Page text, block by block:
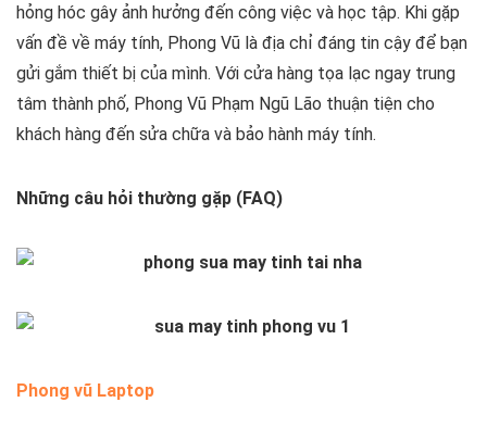
hỏng hóc gây ảnh hưởng đến công việc và học tập. Khi gặp
vấn đề về máy tính, Phong Vũ là địa chỉ đáng tin cậy để bạn
gửi gắm thiết bị của mình. Với cửa hàng tọa lạc ngay trung
tâm thành phố, Phong Vũ Phạm Ngũ Lão thuận tiện cho
khách hàng đến sửa chữa và bảo hành máy tính.
Những câu hỏi thường gặp (FAQ)
Phong vũ Laptop